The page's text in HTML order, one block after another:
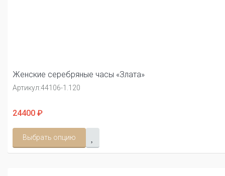
Женские серебряные часы «Злата»
Артикул:44106-1.120
24400 ₽
Выбрать опцию